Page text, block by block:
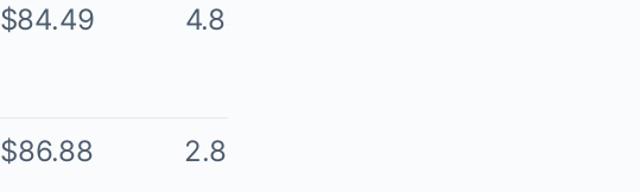
$84.49 4.83%
$86.88 2.83%